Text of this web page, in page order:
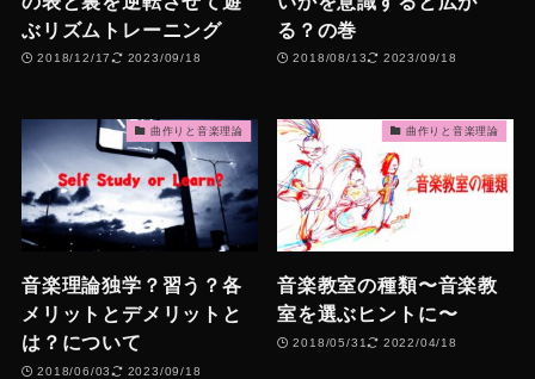
ぶリズムトレーニング
2018/12/17 2023/09/18
る？の巻
2018/08/13 2023/09/18
曲作りと音楽理論
音楽理論独学？習う？各
メリットとデメリットと
は？について
2018/06/03 2023/09/18
曲作りと音楽理論
音楽教室の種類〜音楽教
室を選ぶヒントに〜
2018/05/31 2022/04/18